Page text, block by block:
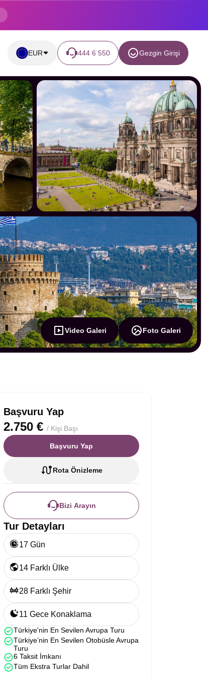
EUR 444 6 550 Gezgin Girişi
Video Galeri Foto Galeri
Başvuru Yap
2.750 € / Kişi Başı
Başvuru Yap
Rota Önizleme
Bizi Arayın
Tur Detayları
17 Gün
14 Farklı Ülke
28 Farklı Şehir
11 Gece Konaklama
Türkiye'nin En Sevilen Avrupa Turu
Türkiye’nin En Sevilen Otobüsle Avrupa
Turu
6 Taksit İmkanı
Tüm Ekstra Turlar Dahil